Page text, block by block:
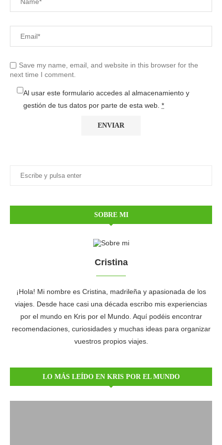
Save my name, email, and website in this browser for the
next time I comment.
Al usar este formulario accedes al almacenamiento y
gestión de tus datos por parte de esta web. *
SOBRE MI
Cristina
¡Hola! Mi nombre es Cristina, madrileña y apasionada de los
viajes. Desde hace casi una década escribo mis experiencias
por el mundo en Kris por el Mundo. Aquí podéis encontrar
recomendaciones, curiosidades y muchas ideas para organizar
vuestros propios viajes.
LO MÁS LEÍDO EN KRIS POR EL MUNDO